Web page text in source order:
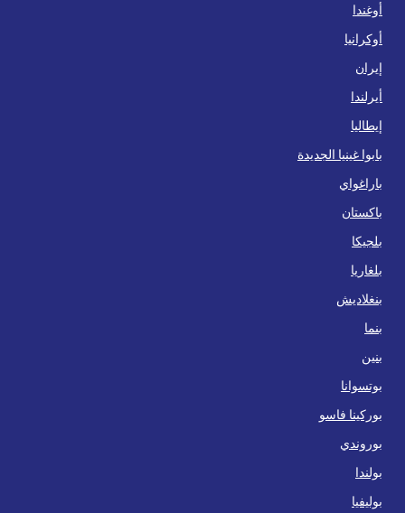
أوغندا
أوكرانيا
إيران
أيرلندا
إيطاليا
بابوا غينيا الجديدة
باراغواي
باكستان
بلجيكا
بلغاريا
بنغلاديش
بنما
بنين
بوتسوانا
بوركينا فاسو
بوروندي
بولندا
بوليفيا